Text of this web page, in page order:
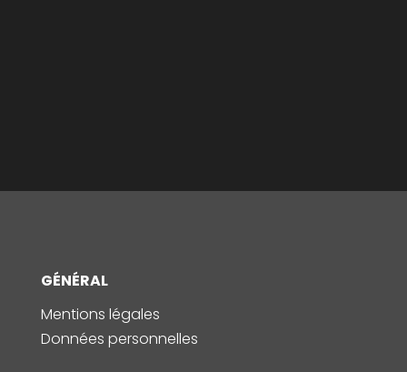
GÉNÉRAL
Mentions légales
Données personnelles